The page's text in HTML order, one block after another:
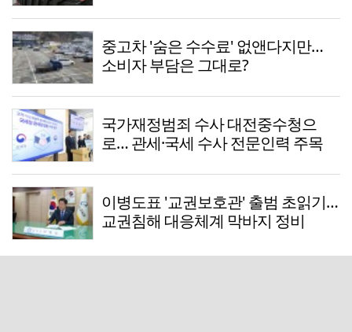
중고차 '숨은 수수료' 없앤다지만…
소비자 부담은 그대로?
국가재정범죄 수사 대전중수청으
로… 관세·국세 수사 전문인력 주목
이병도표 '교권보호관' 출범 초읽기…
교권침해 대응체계 막바지 정비